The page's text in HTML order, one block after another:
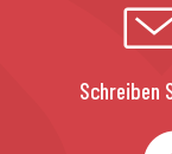
Schreiben